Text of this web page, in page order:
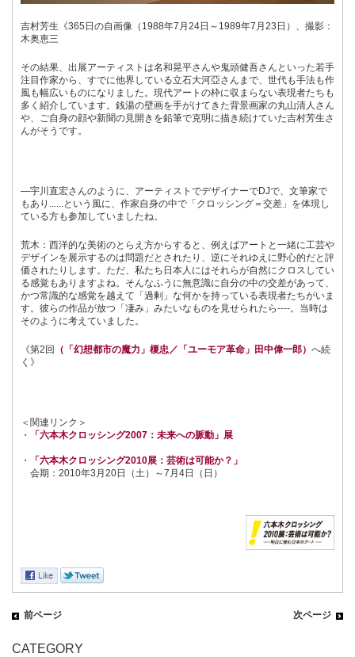
吉村芳生《365日の自画像（1988年7月24日～1989年7月23日）、撮影：
木奥恵三
その結果、出展アーティストは名和晃平さんや鬼頭健吾さんといった若手
注目作家から、すでに他界している立石大河亞さんまで、世代も手法も作
風も幅広いものになりました。現代アートの枠に収まらない表現者たちも
多く紹介しています。銭湯の壁画を手がけてきた背景画家の丸山清人さん
や、ご自身の顔や新聞の見開きを鉛筆で克明に描き続けていた吉村芳生さ
んがそうです。
―宇川直宏さんのように、アーティストでデザイナーでDJで、文筆家で
もあり......という風に、作家自身の中で「クロッシング＝交差」を体現し
ている方も参加していましたね。
荒木：西洋的な美術のとらえ方からすると、例えばアートと一緒に工芸や
デザインを展示するのは問題だとされたり、逆にそれゆえに野心的だと評
価されたりします。ただ、私たち日本人にはそれらが自然にクロスしてい
る感覚もありますよね。そんなふうに無意識に自分の中の交差があって、
かつ常識的な感覚を越えて「過剰」な何かを持っている表現者たちがいま
す。彼らの作品が放つ「凄み」みたいなものを見せられたら----。当時は
そのように考えていました。
《第2回 （「幻想都市の魔力」榎忠／「ユーモア革命」田中偉一郎） へ続
く》
＜関連リンク＞
・
「六本木クロッシング2007：未来への脈動」展
・
「六本木クロッシング2010展：芸術は可能か？」
会期：2010年3月20日（土）～7月4日（日）
前ページ 次ページ
CATEGORY